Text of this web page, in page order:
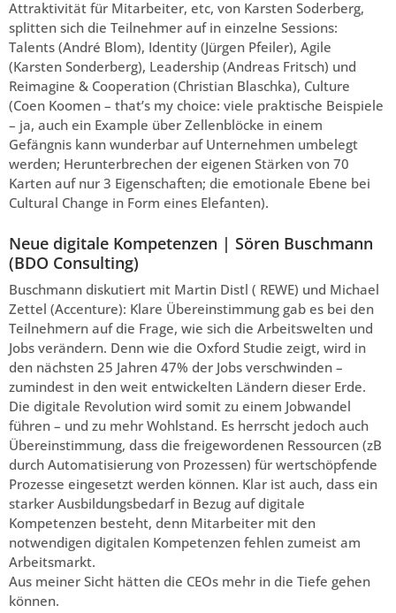
Attraktivität für Mitarbeiter, etc, von Karsten Soderberg,
splitten sich die Teilnehmer auf in einzelne Sessions:
Talents (André Blom), Identity (Jürgen Pfeiler), Agile
(Karsten Sonderberg), Leadership (Andreas Fritsch) und
Reimagine & Cooperation (Christian Blaschka), Culture
(Coen Koomen – that’s my choice: viele praktische Beispiele
– ja, auch ein Example über Zellenblöcke in einem
Gefängnis kann wunderbar auf Unternehmen umbelegt
werden; Herunterbrechen der eigenen Stärken von 70
Karten auf nur 3 Eigenschaften; die emotionale Ebene bei
Cultural Change in Form eines Elefanten).
Neue digitale Kompetenzen | Sören Buschmann
(BDO Consulting)
Buschmann diskutiert mit Martin Distl ( REWE) und Michael
Zettel (Accenture): Klare Übereinstimmung gab es bei den
Teilnehmern auf die Frage, wie sich die Arbeitswelten und
Jobs verändern. Denn wie die Oxford Studie zeigt, wird in
den nächsten 25 Jahren 47% der Jobs verschwinden –
zumindest in den weit entwickelten Ländern dieser Erde.
Die digitale Revolution wird somit zu einem Jobwandel
führen – und zu mehr Wohlstand. Es herrscht jedoch auch
Übereinstimmung, dass die freigewordenen Ressourcen (zB
durch Automatisierung von Prozessen) für wertschöpfende
Prozesse eingesetzt werden können. Klar ist auch, dass ein
starker Ausbildungsbedarf in Bezug auf digitale
Kompetenzen besteht, denn Mitarbeiter mit den
notwendigen digitalen Kompetenzen fehlen zumeist am
Arbeitsmarkt.
Aus meiner Sicht hätten die CEOs mehr in die Tiefe gehen
können.